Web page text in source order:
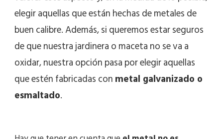
elegir aquellas que están hechas de metales de
buen calibre. Además, si queremos estar seguros
de que nuestra jardinera o maceta no se va a
oxidar, nuestra opción pasa por elegir aquellas
que estén fabricadas conmetal galvanizado o
esmaltado.